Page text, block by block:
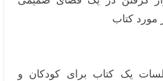
کتاب
یک کتاب برای کودکان و